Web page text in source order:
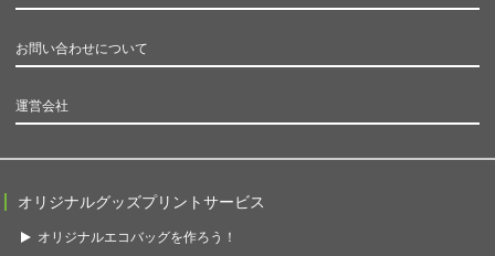
お問い合わせについて
運営会社
オリジナルグッズプリントサービス
オリジナルエコバッグを作ろう！